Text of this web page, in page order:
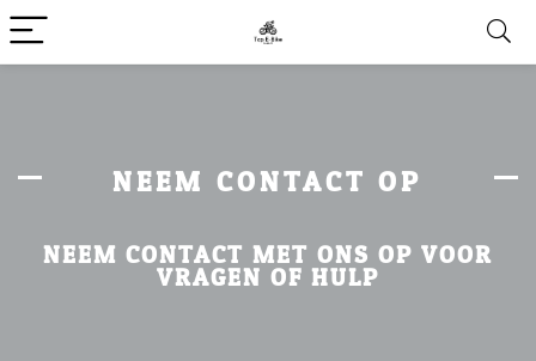
NEEM CONTACT OP
NEEM CONTACT MET ONS OP VOOR
VRAGEN OF HULP